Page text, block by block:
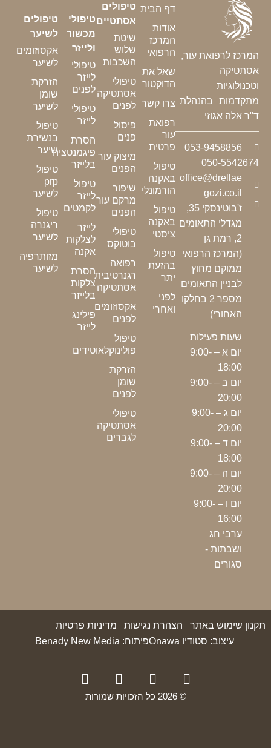
המרכז לרפואת עור,
אסתטיקה
וטכנולוגיות
מתקדמות בהנהלת
ד"ר אלה אגוזי
053-9458856
050-5542674
office@drellae
gozi.co.il
ז'בוטינסקי 35,
מגדלי התאומים
2, רמת גן
(המרכז הרפואי
ממוקם מחוץ
לבניין התאומים
מספר 2 בחלקו
האחורי)
שעות פעילות
יום א – 9:00-
18:00
יום ב – 9:00-
20:00
יום ג – 9:00-
20:00
יום ד – 9:00-
18:00
יום ה – 9:00-
20:00
יום ו – 9:00-
16:00
ערבי חג
ושבתות -
סגורים
דף הבית
אודות
המרכז
הרפואי
שאל את
הדוקטור
צרו קשר
רפואת
עור
פרטית
טיפול
באקנה
הורמונלי
טיפול
באקנה
ציסטי
טיפול
בהזעת
יתר
לפני
ואחרי
טיפולים
אסתטיים
שיטת
שלוש
השכבות
טיפולי
אסתטיקה
לפנים
פיסול
פנים
מיצוק עור
הפנים
שיפור
מרקם עור
הפנים
טיפולי
בוטוקס
רפואה
רגנרטיבית
אסתטיקה
אקסוזומים
לפנים
טיפול
פולינוקלאוטידים
הזרקת
שומן
לפנים
טיפולי
אסתטיקה
לגברים
טיפולי
מכשור
ולייזר
טיפולי
לייזר
לפנים
טיפולי
לייזר
הסרת
פיגמנטציה
בלייזר
טיפול
לייזר
לקמטים
לייזר
לצלקות
אקנה
הסרת
צלקות
בלייזר
פילינג
לייזר
טיפולים
לשיער
אקסוזומים
לשיער
הזרקת
שומן
לשיער
טיפול
בנשירת
שיער
טיפול
prp
לשיער
טיפול
ריגנרה
לשיער
מזותרפיה
לשיער
תקנון שימוש באתר הצהרת נגישות
מדיניות פרטיות
עיצוב: סטודיו Onawa
פיתוח: Benady New Media
© 2026 כל הזכויות שמורות